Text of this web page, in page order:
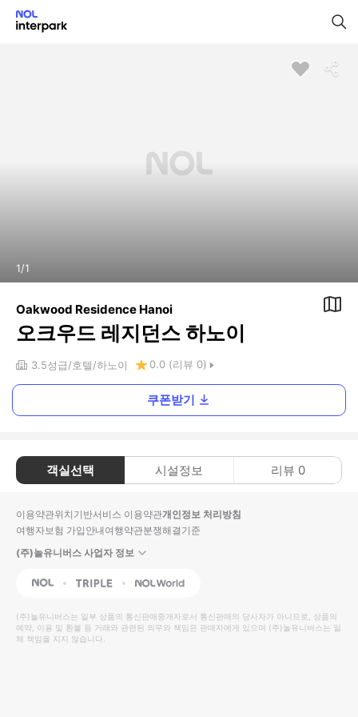
1/1
Oakwood Residence Hanoi
오크우드 레지던스 하노이
3.5성급 호텔 하노이 0.0 (리뷰 0)
쿠폰받기
객실선택 시설정보 리뷰 0
이용약관위치기반서비스 이용약관개인정보 처리방침
여행자보험 가입안내여행약관분쟁해결기준
(주)놀유니버스 사업자 정보
NOL Triple Interpark Global
(주)놀유니버스는 일부 상품의 통신판매중개자로서 통신판매의 당사자가 아니므로, 상품의
예약, 이용 및 환불 등 거래와 관련된 의무와 책임은 판매자에게 있으며 (주)놀유니버스는 일
체 책임을 지지 않습니다.